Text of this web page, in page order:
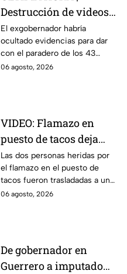
Destrucción de videos
clave y amenazas a
testigos por parte de
exgobernador Ángel
Aguirre: FGR
El exgobernador habría
ocultado evidencias para dar
con el paradero de los 43
estudiantes desaparecidos de
06 agosto, 2026
VIDEO: Flamazo en
puesto de tacos deja
dos heridos en CDMX
Las dos personas heridas por
el flamazo en el puesto de
tacos fueron trasladadas a un
hospital para recibir atención
06 agosto, 2026
De gobernador en
Guerrero a imputado